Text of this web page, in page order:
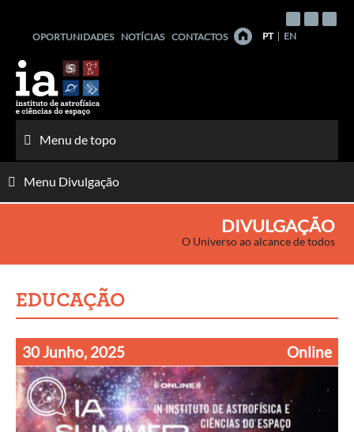
conteúdo
OPORTUNIDADES NOTÍCIAS CONTACTOS PT EN
Menu de topo
Menu Divulgação
DIVULGAÇÃO
O Universo ao alcance de todos
EDUCAÇÃO
30 Junho, 2025 Online